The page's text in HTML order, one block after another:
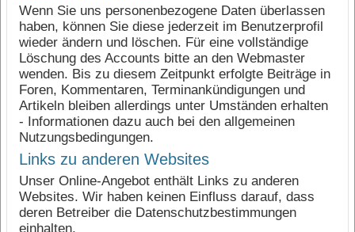
Wenn Sie uns personenbezogene Daten überlassen
haben, können Sie diese jederzeit im Benutzerprofil
wieder ändern und löschen. Für eine vollständige
Löschung des Accounts bitte an den Webmaster
wenden. Bis zu diesem Zeitpunkt erfolgte Beiträge in
Foren, Kommentaren, Terminankündigungen und
Artikeln bleiben allerdings unter Umständen erhalten
- Informationen dazu auch bei den allgemeinen
Nutzungsbedingungen.
Links zu anderen Websites
Unser Online-Angebot enthält Links zu anderen
Websites. Wir haben keinen Einfluss darauf, dass
deren Betreiber die Datenschutzbestimmungen
einhalten.